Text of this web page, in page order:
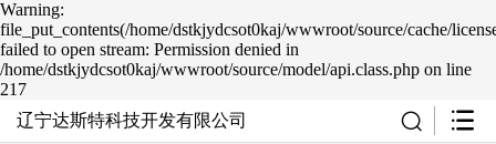
Warning:
file_put_contents(/home/dstkjydcsot0kaj/wwwroot/source/cache/
failed to open stream: Permission denied in
/home/dstkjydcsot0kaj/wwwroot/source/model/api.class.php on line
217
辽宁达斯特科技开发有限公司